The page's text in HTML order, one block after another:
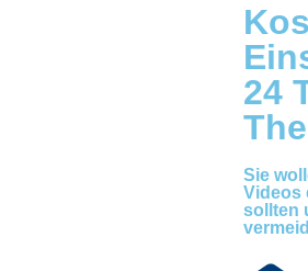
24
Sie
Videos
sollten